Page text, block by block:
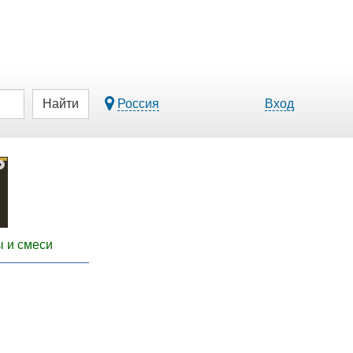
Найти Россия Вход
и смеси